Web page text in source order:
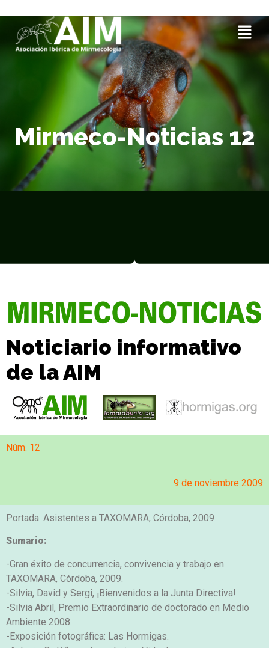
Mirmeco-Noticias 12
Noticiario informativo
de la AIM
Núm. 12
9 de noviembre 2009
Portada: Asistentes a TAXOMARA, Córdoba, 2009
Sumario:
-Gran éxito de concurrencia, convivencia y trabajo en
TAXOMARA, Córdoba, 2009.
-Silvia, David y Sergi, ¡Bienvenidos a la Junta Directiva!
-Silvia Abril, Premio Extraordinario de doctorado en Medio
Ambiente 2008.
-Exposición fotográfica: Las Hormigas.